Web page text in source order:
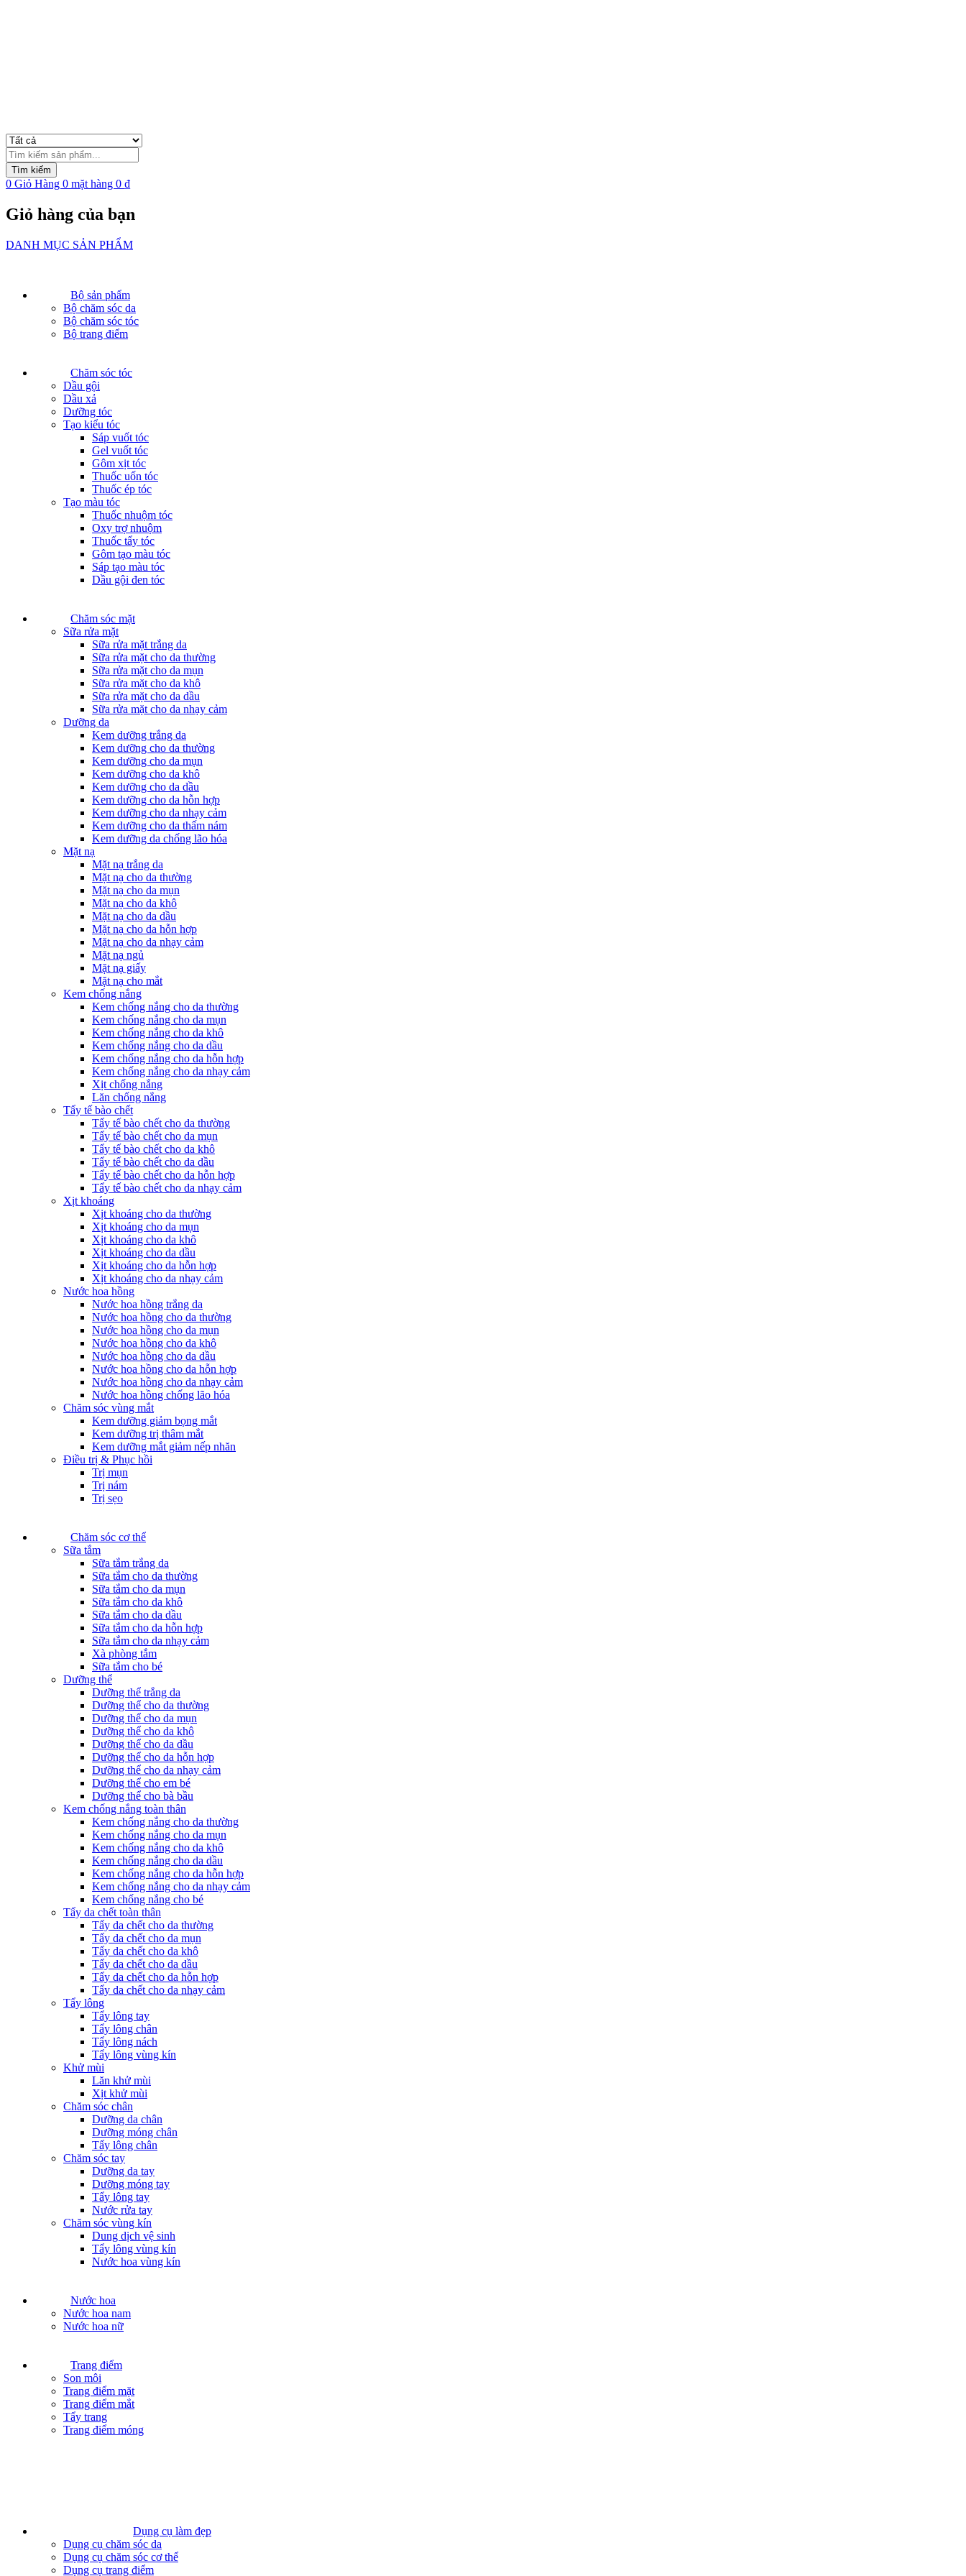
Tìm
kiếm
sản
phẩm
Tìm kiếm
0 Giỏ Hàng 0 mặt hàng 0 ₫
Giỏ hàng của bạn
DANH MỤC SẢN PHẨM
Bộ sản phẩm
Bộ chăm sóc da
Bộ chăm sóc tóc
Bộ trang điểm
Chăm sóc tóc
Dầu gội
Dầu xả
Dưỡng tóc
Tạo kiểu tóc
Sáp vuốt tóc
Gel vuốt tóc
Gôm xịt tóc
Thuốc uốn tóc
Thuốc ép tóc
Tạo màu tóc
Thuốc nhuộm tóc
Oxy trợ nhuộm
Thuốc tẩy tóc
Gôm tạo màu tóc
Sáp tạo màu tóc
Dầu gội đen tóc
Chăm sóc mặt
Sữa rửa mặt
Sữa rửa mặt trắng da
Sữa rửa mặt cho da thường
Sữa rửa mặt cho da mụn
Sữa rửa mặt cho da khô
Sữa rửa mặt cho da dầu
Sữa rửa mặt cho da nhạy cảm
Dưỡng da
Kem dưỡng trắng da
Kem dưỡng cho da thường
Kem dưỡng cho da mụn
Kem dưỡng cho da khô
Kem dưỡng cho da dầu
Kem dưỡng cho da hỗn hợp
Kem dưỡng cho da nhạy cảm
Kem dưỡng cho da thấm nám
Kem dưỡng da chống lão hóa
Mặt nạ
Mặt nạ trắng da
Mặt nạ cho da thường
Mặt nạ cho da mụn
Mặt nạ cho da khô
Mặt nạ cho da dầu
Mặt nạ cho da hỗn hợp
Mặt nạ cho da nhạy cảm
Mặt nạ ngủ
Mặt nạ giấy
Mặt nạ cho mắt
Kem chống nắng
Kem chống nắng cho da thường
Kem chống nắng cho da mụn
Kem chống nắng cho da khô
Kem chống nắng cho da dầu
Kem chống nắng cho da hỗn hợp
Kem chống nắng cho da nhạy cảm
Xịt chống nắng
Lăn chống nắng
Tẩy tế bào chết
Tẩy tế bào chết cho da thường
Tẩy tế bào chết cho da mụn
Tẩy tế bào chết cho da khô
Tẩy tế bào chết cho da dầu
Tẩy tế bào chết cho da hỗn hợp
Tẩy tế bào chết cho da nhạy cảm
Xịt khoáng
Xịt khoáng cho da thường
Xịt khoáng cho da mụn
Xịt khoáng cho da khô
Xịt khoáng cho da dầu
Xịt khoáng cho da hỗn hợp
Xịt khoáng cho da nhạy cảm
Nước hoa hồng
Nước hoa hồng trắng da
Nước hoa hồng cho da thường
Nước hoa hồng cho da mụn
Nước hoa hồng cho da khô
Nước hoa hồng cho da dầu
Nước hoa hồng cho da hỗn hợp
Nước hoa hồng cho da nhạy cảm
Nước hoa hồng chống lão hóa
Chăm sóc vùng mắt
Kem dưỡng giảm bọng mắt
Kem dưỡng trị thâm mắt
Kem dưỡng mắt giảm nếp nhăn
Điều trị & Phục hồi
Trị mụn
Trị nám
Trị sẹo
Chăm sóc cơ thể
Sữa tắm
Sữa tắm trắng da
Sữa tắm cho da thường
Sữa tắm cho da mụn
Sữa tắm cho da khô
Sữa tắm cho da dầu
Sữa tắm cho da hỗn hợp
Sữa tắm cho da nhạy cảm
Xà phòng tắm
Sữa tắm cho bé
Dưỡng thể
Dưỡng thể trắng da
Dưỡng thể cho da thường
Dưỡng thể cho da mụn
Dưỡng thể cho da khô
Dưỡng thể cho da dầu
Dưỡng thể cho da hỗn hợp
Dưỡng thể cho da nhạy cảm
Dưỡng thể cho em bé
Dưỡng thể cho bà bầu
Kem chống nắng toàn thân
Kem chống nắng cho da thường
Kem chống nắng cho da mụn
Kem chống nắng cho da khô
Kem chống nắng cho da dầu
Kem chống nắng cho da hỗn hợp
Kem chống nắng cho da nhạy cảm
Kem chống nắng cho bé
Tẩy da chết toàn thân
Tẩy da chết cho da thường
Tẩy da chết cho da mụn
Tẩy da chết cho da khô
Tẩy da chết cho da dầu
Tẩy da chết cho da hỗn hợp
Tẩy da chết cho da nhạy cảm
Tẩy lông
Tẩy lông tay
Tẩy lông chân
Tẩy lông nách
Tẩy lông vùng kín
Khử mùi
Lăn khử mùi
Xịt khử mùi
Chăm sóc chân
Dưỡng da chân
Dưỡng móng chân
Tẩy lông chân
Chăm sóc tay
Dưỡng da tay
Dưỡng móng tay
Tẩy lông tay
Nước rửa tay
Chăm sóc vùng kín
Dung dịch vệ sinh
Tẩy lông vùng kín
Nước hoa vùng kín
Nước hoa
Nước hoa nam
Nước hoa nữ
Trang điểm
Son môi
Trang điểm mặt
Trang điểm mắt
Tẩy trang
Trang điểm móng
Dụng cụ làm đẹp
Dụng cụ chăm sóc da
Dụng cụ chăm sóc cơ thể
Dụng cụ trang điểm